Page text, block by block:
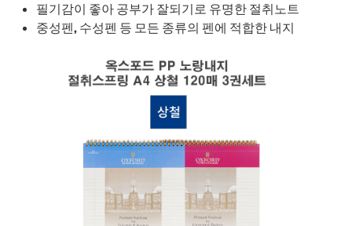
필기감이 좋아 공부가 잘되기로 유명한 절취노트
중성펜, 수성펜 등 모든 종류의 펜에 적합한 내지